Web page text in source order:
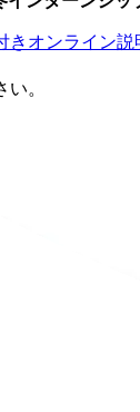
きオンライン説
。